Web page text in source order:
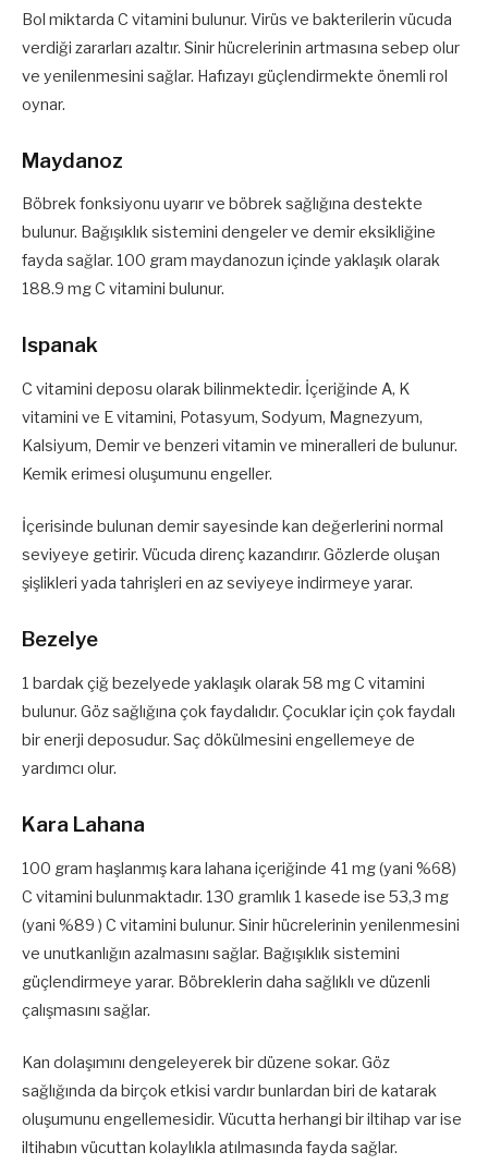
Bol miktarda C vitamini bulunur. Virüs ve bakterilerin vücuda
verdiği zararları azaltır. Sinir hücrelerinin artmasına sebep olur
ve yenilenmesini sağlar. Hafızayı güçlendirmekte önemli rol
oynar.
Maydanoz
Böbrek fonksiyonu uyarır ve böbrek sağlığına destekte
bulunur. Bağışıklık sistemini dengeler ve demir eksikliğine
fayda sağlar. 100 gram maydanozun içinde yaklaşık olarak
188.9 mg C vitamini bulunur.
Ispanak
C vitamini deposu olarak bilinmektedir. İçeriğinde A, K
vitamini ve E vitamini, Potasyum, Sodyum, Magnezyum,
Kalsiyum, Demir ve benzeri vitamin ve mineralleri de bulunur.
Kemik erimesi oluşumunu engeller.
İçerisinde bulunan demir sayesinde kan değerlerini normal
seviyeye getirir. Vücuda direnç kazandırır. Gözlerde oluşan
şişlikleri yada tahrişleri en az seviyeye indirmeye yarar.
Bezelye
1 bardak çiğ bezelyede yaklaşık olarak 58 mg C vitamini
bulunur. Göz sağlığına çok faydalıdır. Çocuklar için çok faydalı
bir enerji deposudur. Saç dökülmesini engellemeye de
yardımcı olur.
Kara Lahana
100 gram haşlanmış kara lahana içeriğinde 41 mg (yani %68)
C vitamini bulunmaktadır. 130 gramlık 1 kasede ise 53,3 mg
(yani %89 ) C vitamini bulunur. Sinir hücrelerinin yenilenmesini
ve unutkanlığın azalmasını sağlar. Bağışıklık sistemini
güçlendirmeye yarar. Böbreklerin daha sağlıklı ve düzenli
çalışmasını sağlar.
Kan dolaşımını dengeleyerek bir düzene sokar. Göz
sağlığında da birçok etkisi vardır bunlardan biri de katarak
oluşumunu engellemesidir. Vücutta herhangi bir iltihap var ise
iltihabın vücuttan kolaylıkla atılmasında fayda sağlar.